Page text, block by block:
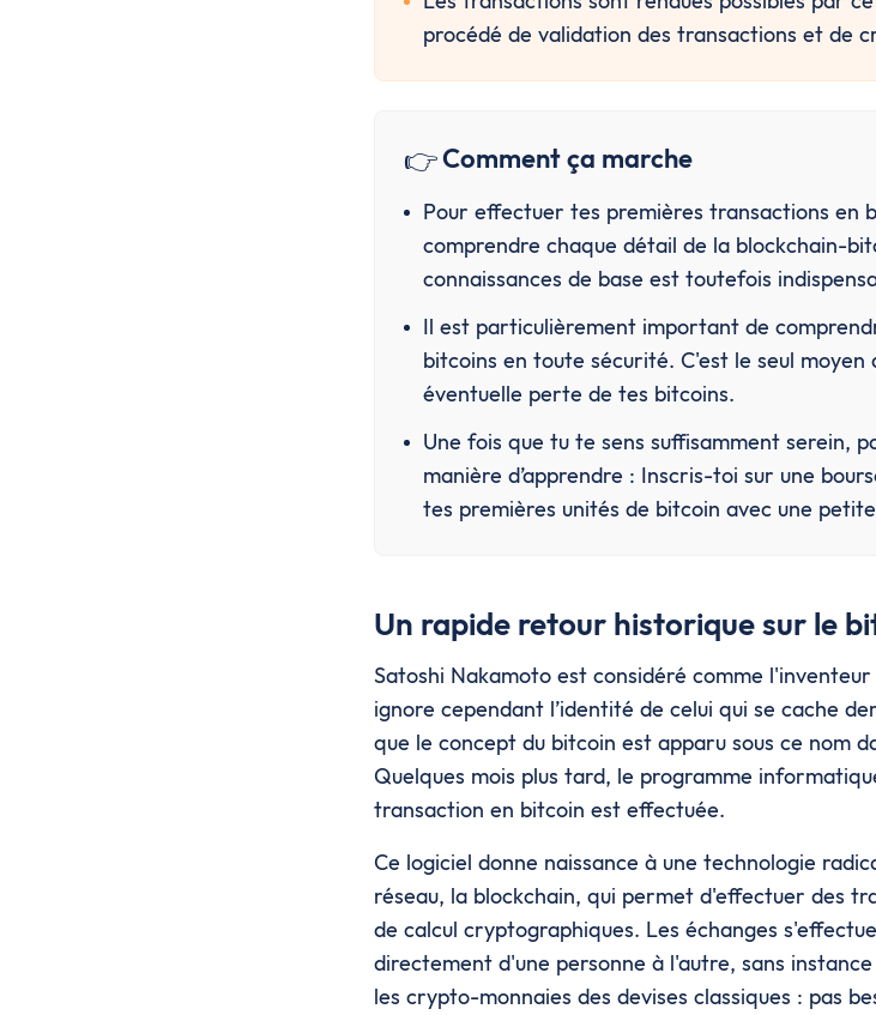
procédé de validation des transactions et de
👉Comment ça marche
Pour effectuer tes premières transactions en
comprendre chaque détail de la blockchain-
connaissances de base est toutefois
Il est particulièrement important de
bitcoins en toute sécurité. C'est le seul
éventuelle perte de tes bitcoins.
Une fois que tu te sens suffisamment serein,
manière d’apprendre : Inscris-toi sur une
tes premières unités de bitcoin avec une
Un rapide retour historique sur le
Satoshi Nakamoto est considéré comme
ignore cependant l’identité de celui qui se cache
que le concept du bitcoin est apparu sous ce nom
Quelques mois plus tard, le programme
transaction en bitcoin est effectuée.
Ce logiciel donne naissance à une technologie
réseau, la blockchain, qui permet d'effectuer des
de calcul cryptographiques. Les échanges
directement d'une personne à l'autre, sans
les crypto-monnaies des devises classiques : pas